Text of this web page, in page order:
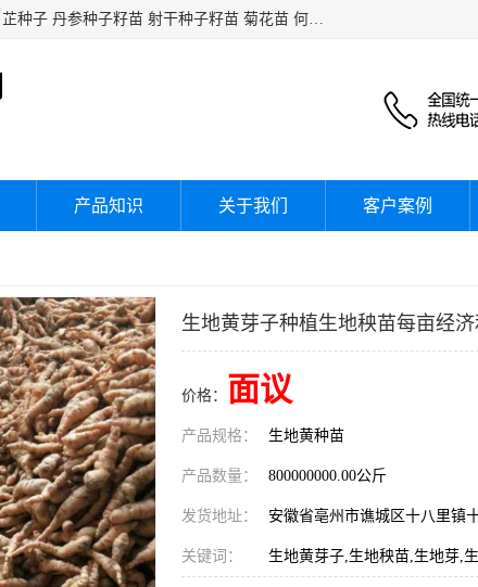
白芍种子籽苗 白芍芽头 芍药种子籽苗 芍药芽头 赤芍种子籽苗 牡丹皮种子籽苗 白芷种子 丹参种子籽苗 射干种子籽苗 菊花苗 何乌苗 蒲公英种子 桔梗种子籽苗 生地黄芽苗 玄参芽苗 元参芽苗 黑参芽苗 紫苑芽 紫菀苗 板蓝根种子 板兰根籽 大青叶种子 大青根种苗 防风种子 夏枯草种子 夏枯球籽 知母种子籽苗 白术种子 白术籽苗 薄荷种子籽苗 红花种子籽油
产品知识 关于我们 客户案例
生地黄芽子种植生地秧苗每亩经济
价格： 面议
产品规格： 生地黄种苗
产品数量： 800000000.00公斤
发货地址： 安徽省亳州市谯城区十八里镇
关键词： 生地黄芽子,生地秧苗,生地芽,